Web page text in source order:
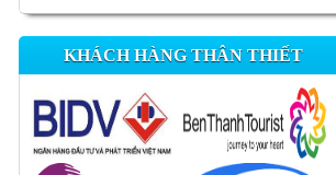
KHÁCH HÀNG THÂN THIẾT